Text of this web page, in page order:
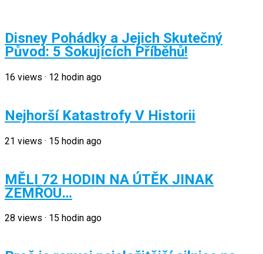
Disney Pohádky a Jejich Skutečný
Původ: 5 Šokujících Příběhů!
16 views · 12 hodin ago
Nejhorší Katastrofy V Historii
21 views · 15 hodin ago
MĚLI 72 HODIN NA ÚTĚK JINAK
ZEMŘOU…
28 views · 15 hodin ago